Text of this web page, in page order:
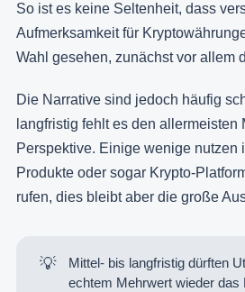
So ist es keine Seltenheit, dass
Aufmerksamkeit für
Wahl gesehen, zunächst vor allem
Die Narrative sind jedoch häufig
langfristig fehlt es den allermeisten
Perspektive. Einige wenige nutzen
Produkte oder sogar Krypto-
rufen, dies bleibt aber die große
💡
Mittel- bis langfristig dürften
echtem Mehrwert wieder das